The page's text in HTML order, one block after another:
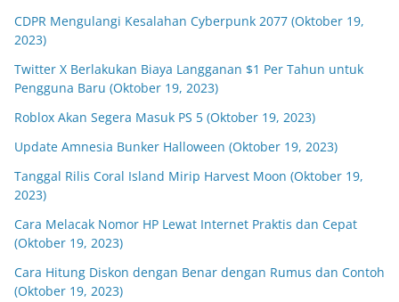
CDPR Mengulangi Kesalahan Cyberpunk 2077 (Oktober 19,
2023)
Twitter X Berlakukan Biaya Langganan $1 Per Tahun untuk
Pengguna Baru (Oktober 19, 2023)
Roblox Akan Segera Masuk PS 5 (Oktober 19, 2023)
Update Amnesia Bunker Halloween (Oktober 19, 2023)
Tanggal Rilis Coral Island Mirip Harvest Moon (Oktober 19,
2023)
Cara Melacak Nomor HP Lewat Internet Praktis dan Cepat
(Oktober 19, 2023)
Cara Hitung Diskon dengan Benar dengan Rumus dan Contoh
(Oktober 19, 2023)